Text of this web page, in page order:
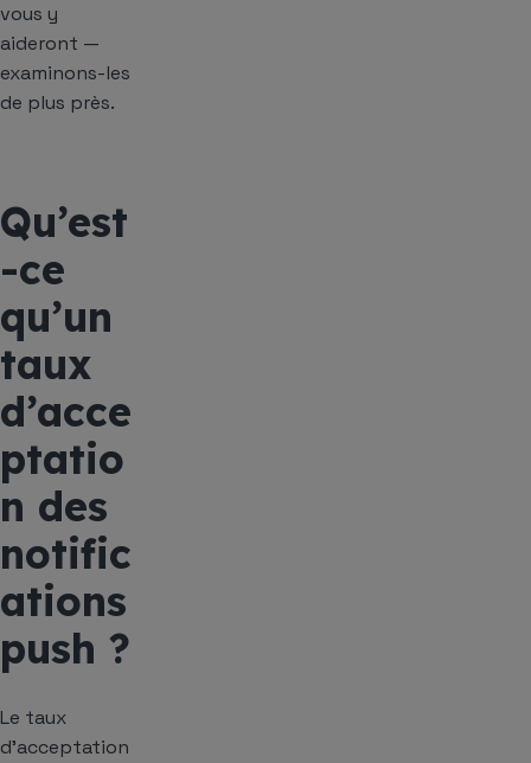
vous y
aideront —
examinons-les
de plus près.
Qu’est
-ce
qu’un
taux
d’acce
ptatio
n des
notific
ations
push ?
Le taux
d’acceptation